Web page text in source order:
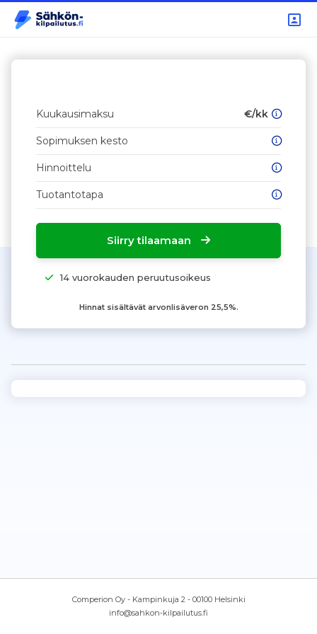
Kuukausimaksu €/kk
Sopimuksen kesto
Hinnoittelu
Tuotantotapa
Siirry tilaamaan
14 vuorokauden peruutusoikeus
Hinnat sisältävät arvonlisäveron 25,5%.
Comperion Oy - Kampinkuja 2 - 00100 Helsinki
info@sahkon-kilpailutus.fi